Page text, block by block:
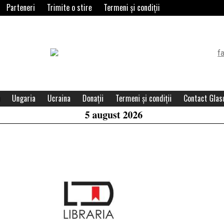
Parteneri Trimite o stire Termeni și condiții
Header
Area
Ungaria Ucraina Donații Termeni și condiții Contact
5 august 2026